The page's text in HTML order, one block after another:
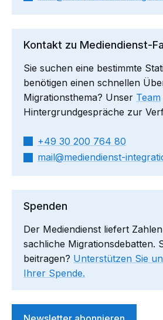
Kontakt zu Mediendienst-
Sie suchen eine bestimmte
benötigen einen schnellen
Migrationsthema? Unser Team
Hintergrundgespräche zur
+49 30 200 764 80
mail​
mediendienst-
Spenden
Der Mediendienst liefert
sachliche Migrationsdebatten.
beitragen? Unterstützen Sie
Ihrer Spende.